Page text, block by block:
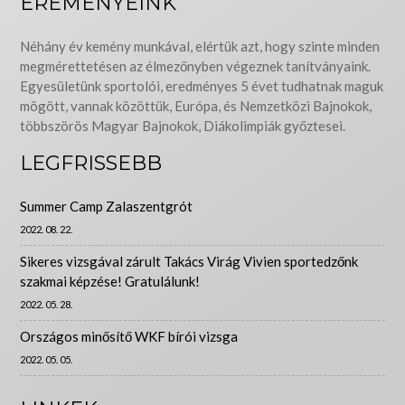
Néhány év kemény munkával, elértük azt, hogy szinte minden
megmérettetésen az élmezőnyben végeznek tanítványaink.
Egyesületünk sportolói, eredményes 5 évet tudhatnak maguk
mögött, vannak közöttük, Európa, és Nemzetközi Bajnokok,
többszörös Magyar Bajnokok, Diákolimpiák győztesei.
LEGFRISSEBB
Summer Camp Zalaszentgrót
2022. 08. 22.
Sikeres vizsgával zárult Takács Virág Vivien sportedzőnk
szakmai képzése! Gratulálunk!
2022. 05. 28.
Országos minősítő WKF bírói vizsga
2022. 05. 05.